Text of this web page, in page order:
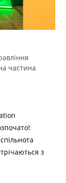
частина
з